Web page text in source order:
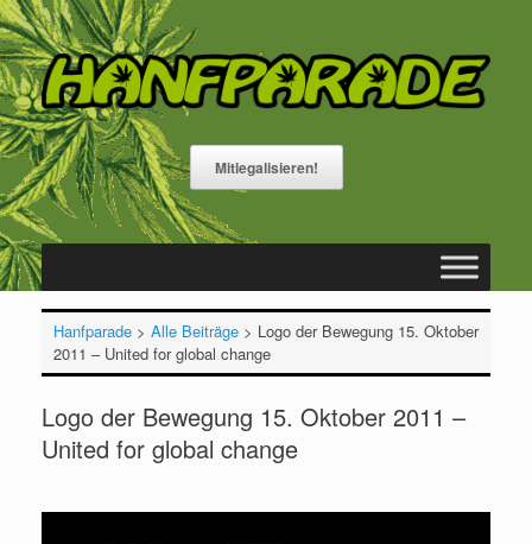
Zum
Inhalt
springen
Mitlegalisieren!
Hanfparade> Alle Beiträge> Logo der Bewegung 15. Oktober
2011 – United for global change
Logo der Bewegung 15. Oktober 2011 –
United for global change